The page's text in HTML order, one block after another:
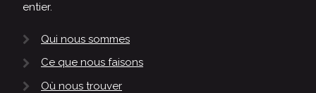
entier.
Qui nous sommes
Ce que nous faisons
Où nous trouver